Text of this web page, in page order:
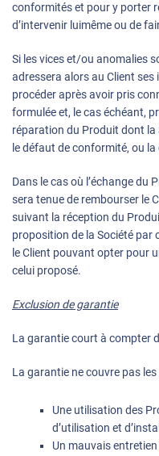
conformités et pour y porter
d’intervenir luimême ou de
Si les vices et/ou anomalies
adressera alors au Client
procéder après avoir pris
formulée et, le cas échéant,
réparation du Produit dont la
le défaut de conformité, ou
Dans le cas où l’échange du
sera tenue de rembourser le
suivant la réception du
proposition de la Société par
le Client pouvant opter pour
celui proposé.
Exclusion de garantie
La garantie court à compter
La garantie ne couvre pas
Une utilisation des
d’utilisation et
Un mauvais